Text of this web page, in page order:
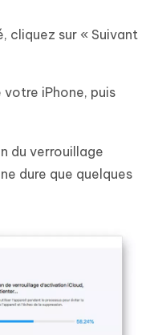
cliquez sur « Suivant
iPhone, puis
du verrouillage
dure que quelques